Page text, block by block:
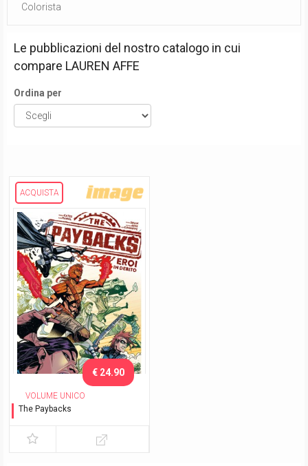
Colorista
Le pubblicazioni del nostro catalogo in cui
compare LAUREN AFFE
Ordina per
ACQUISTA
VOLUME UNICO
The Paybacks
€ 24.90